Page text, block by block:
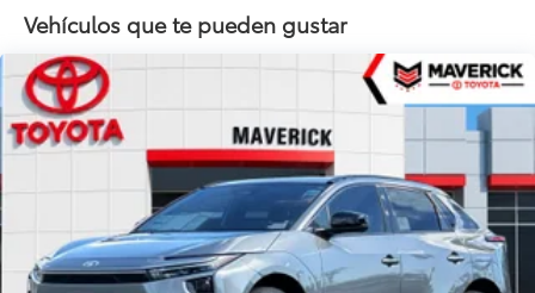
wipers with de-icer function
Heated power outside mirrors with turn signal and
blind spot warning indicators, and power-folding
feature
Vehículos que te pueden gustar